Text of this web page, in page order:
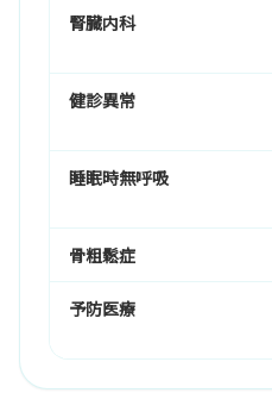
腎臓内科
健診異常
睡眠時無呼吸
骨粗鬆症
予防医療